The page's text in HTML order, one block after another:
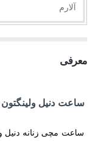
آلارم
معرفی
ساعت دنیل